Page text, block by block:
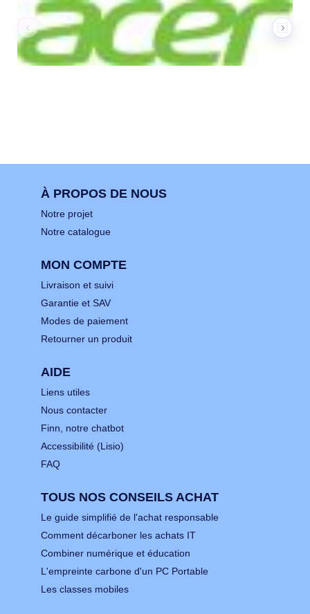
À PROPOS DE NOUS
Notre projet
Notre catalogue
MON COMPTE
Livraison et suivi
Garantie et SAV
Modes de paiement
Retourner un produit
AIDE
Liens utiles
Nous contacter
Finn, notre chatbot
Accessibilité (Lisio)
FAQ
TOUS NOS CONSEILS ACHAT
Le guide simplifié de l'achat responsable
Comment décarboner les achats IT
Combiner numérique et éducation
L'empreinte carbone d'un PC Portable
Les classes mobiles